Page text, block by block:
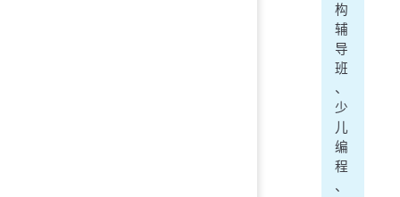
构
辅
导
班
、
少
儿
编
程
、